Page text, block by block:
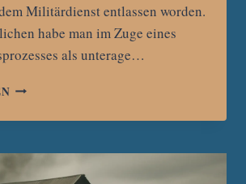
Militärdienst entlassen worden.
habe man im Zuge eines
als unterage…
MYANMAR:
REAGIERT
UN-
BERICHT